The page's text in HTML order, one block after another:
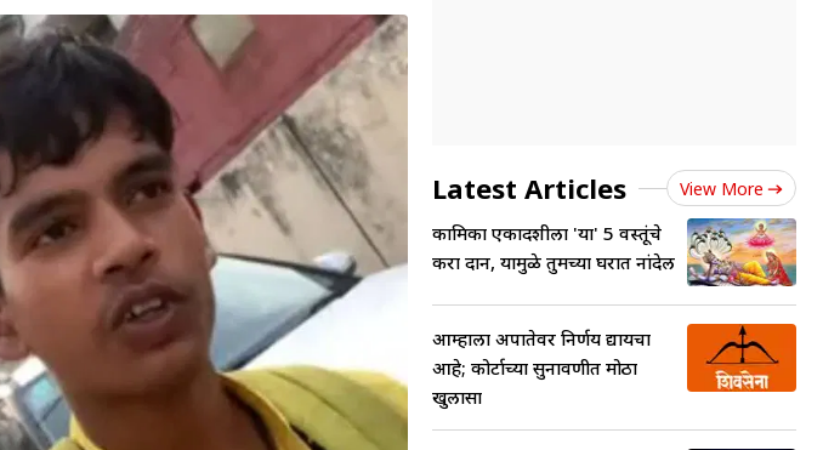
Latest Articles View More
कामिका एकादशीला 'या' 5 वस्तूंचे
करा दान, यामुळे तुमच्या घरात नांदेल
आम्हाला अपात्रतेवर निर्णय द्यायचा
आहे; कोर्टाच्या सुनावणीत मोठा
खुलासा